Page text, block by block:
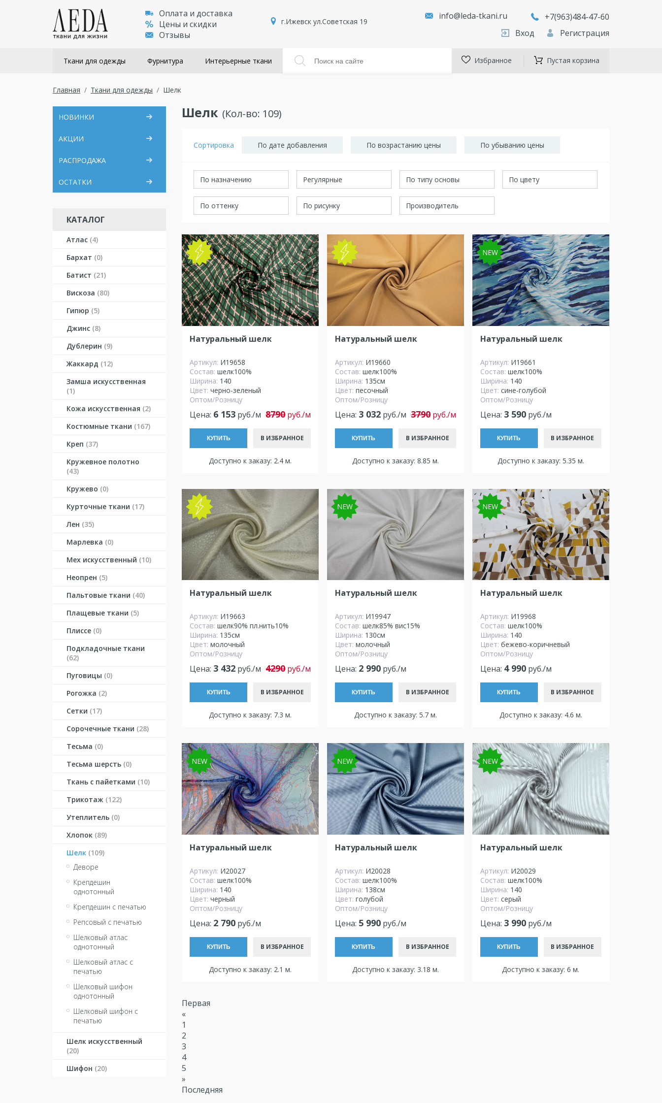
Оплата и доставка
Цены и скидки
Отзывы
г.Ижевск ул.Советская 19
info@leda-tkani.ru
+7(963)484-47-60
Вход
Регистрация
Ткани для одежды Фурнитура Интерьерные ткани Избранное Пустая корзина
Главная Ткани для одежды Шелк
НОВИНКИ
АКЦИИ
РАСПРОДАЖА
ОСТАТКИ
КАТАЛОГ
Атлас (4)
Бархат (0)
Батист (21)
Вискоза (80)
Гипюр (5)
Джинс (8)
Дублерин (9)
Жаккард (12)
Замша искусственная
(1)
Кожа искусственная (2)
Костюмные ткани (167)
Креп (37)
Кружевное полотно
(43)
Кружево (0)
Курточные ткани (17)
Лен (35)
Марлевка (0)
Мех искусственный (10)
Неопрен (5)
Пальтовые ткани (40)
Плащевые ткани (5)
Плиссе (0)
Подкладочные ткани
(62)
Пуговицы (0)
Рогожка (2)
Сетки (17)
Сорочечные ткани (28)
Тесьма (0)
Тесьма шерсть (0)
Ткань с пайетками (10)
Трикотаж (122)
Утеплитель (0)
Хлопок (89)
Шелк (109)
Деворе
Крепдешин
однотонный
Крепдешин с печатью
Репсовый с печатью
Шелковый атлас
однотонный
Шелковый атлас с
печатью
Шелковый шифон
однотонный
Шелковый шифон с
печатью
Шелк искусственный
(20)
Шифон (20)
Шелк (Кол-во: 109)
Сортировка По дате добавления По возрастанию цены По убыванию цены
По назначению Регулярные По типу основы По цвету
По оттенку По рисунку Производитель
NEW
Натуральный шелк
Артикул: И19658
Состав: шелк100%
Ширина: 140
Цвет: черно-зеленый
Оптом/Розницу
Цена: 6 153 руб./м 8790руб./м
КУПИТЬ В ИЗБРАННОЕ
Доступно к заказу: 2.4 м.
NEW
Натуральный шелк
Артикул: И19660
Состав: шелк100%
Ширина: 135см
Цвет: песочный
Оптом/Розницу
Цена: 3 032руб./м 3790руб./м
КУПИТЬ В ИЗБРАННОЕ
Доступно к заказу: 8.85 м.
NEW
Натуральный шелк
Артикул: И19661
Состав: шелк100%
Ширина: 140
Цвет: сине-голубой
Оптом/Розницу
Цена: 3 590руб./м
КУПИТЬ В ИЗБРАННОЕ
Доступно к заказу: 5.35 м.
NEW
Натуральный шелк
Артикул: И19663
Состав: шелк90% пл.нить10%
Ширина: 135см
Цвет: молочный
Оптом/Розницу
Цена: 3 432 руб./м 4290руб./м
КУПИТЬ В ИЗБРАННОЕ
Доступно к заказу: 7.3 м.
NEW
Натуральный шелк
Артикул: И19947
Состав: шелк85% вис15%
Ширина: 130см
Цвет: молочный
Оптом/Розницу
Цена: 2 990руб./м
КУПИТЬ В ИЗБРАННОЕ
Доступно к заказу: 5.7 м.
NEW
Натуральный шелк
Артикул: И19968
Состав: шелк100%
Ширина: 140
Цвет: бежево-коричневый
Оптом/Розницу
Цена: 4 990руб./м
КУПИТЬ В ИЗБРАННОЕ
Доступно к заказу: 4.6 м.
NEW
Натуральный шелк
Артикул: И20027
Состав: шелк100%
Ширина: 140
Цвет: черный
Оптом/Розницу
Цена: 2 790 руб./м
КУПИТЬ В ИЗБРАННОЕ
Доступно к заказу: 2.1 м.
NEW
Натуральный шелк
Артикул: И20028
Состав: шелк100%
Ширина: 138см
Цвет: голубой
Оптом/Розницу
Цена: 5 990руб./м
КУПИТЬ В ИЗБРАННОЕ
Доступно к заказу: 3.18 м.
NEW
Натуральный шелк
Артикул: И20029
Состав: шелк100%
Ширина: 140
Цвет: серый
Оптом/Розницу
Цена: 3 990руб./м
КУПИТЬ В ИЗБРАННОЕ
Доступно к заказу: 6 м.
Первая
«
1
2
3
4
5
»
Последняя